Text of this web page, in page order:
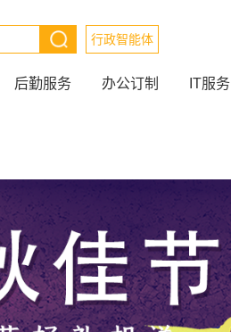
行政智能体
后勤服务 办公订制 IT服务